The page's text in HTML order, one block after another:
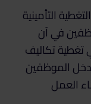
التأمينية
في آن
تكاليف
دخل الموظفين
العمل